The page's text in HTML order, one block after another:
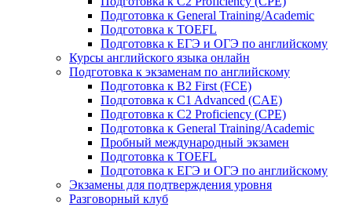
Подготовка к General Training/Academic
Подготовка к TOEFL
Подготовка к ЕГЭ и ОГЭ по английскому
Курсы английского языка онлайн
Подготовка к экзаменам по английскому
Подготовка к B2 First (FCE)
Подготовка к C1 Advanced (CAE)
Подготовка к C2 Proficiency (CPE)
Подготовка к General Training/Academic
Пробный международный экзамен
Подготовка к TOEFL
Подготовка к ЕГЭ и ОГЭ по английскому
Экзамены для подтверждения уровня
Разговорный клуб